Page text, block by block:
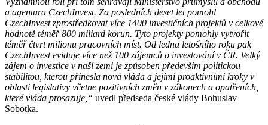
a agentura CzechInvest. Za posledních deset let pomohl
CzechInvest zprostředkovat více 1400 investičních projektů v celkové
hodnotě téměř 800 miliard korun. Tyto projekty pomohly vytvořit
téměř čtvrt milionu pracovních míst. Od ledna letošního roku pak
CzechInvest eviduje více než 100 zájemců o investování v ČR. Velký
zájem o investice v naší zemi je způsoben především politickou
stabilitou, kterou přinesla nová vláda a jejími proaktivními kroky v
oblasti legislativy včetne pozitivních změn v zákonech a opatřeních,
které vláda prosazuje,“ uvedl předseda české vlády Bohuslav
Sobotka.